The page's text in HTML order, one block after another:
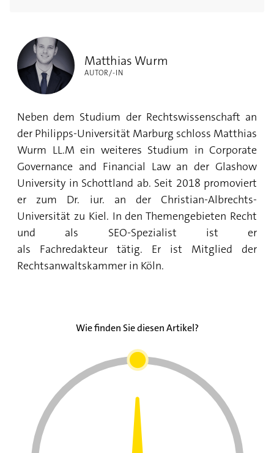
Rentenversicherung
Die Witwenrente
Waisenrente - Die staatliche Hilfe für
Hinterbliebene
Die Erziehungsrente
Matthias Wurm
AUTOR/-IN
Neben dem Studium der Rechtswissenschaft an
der Philipps-Universität Marburg schloss Matthias
Wurm LL.M ein weiteres Studium in Corporate
Governance and Financial Law an der Glashow
University in Schottland ab. Seit 2018 promoviert
er zum Dr. iur. an der Christian-Albrechts-
Universität zu Kiel. In den Themengebieten Recht
und als SEO-Spezialist ist er
als Fachredakteur tätig. Er ist Mitglied der
Rechtsanwaltskammer in Köln.
Wie finden Sie diesen Artikel?